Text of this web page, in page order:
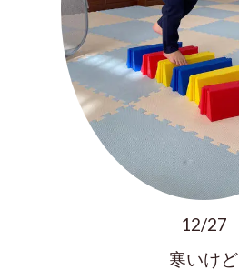
12/27
寒いけど